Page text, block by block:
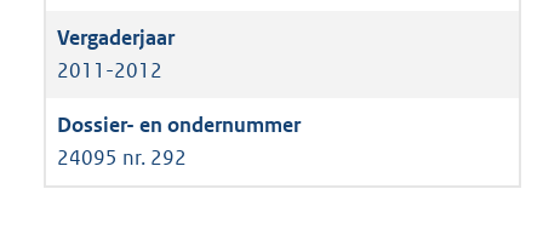
2011-2012
24095 nr. 292